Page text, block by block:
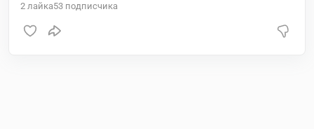
2 лайка53 подписчика